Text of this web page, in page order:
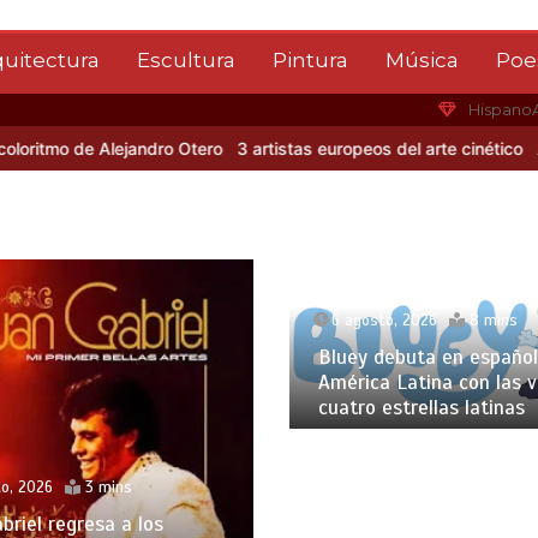
Escultura Pintura Música
Alejandro Otero 3 artistas europeos del arte cinético Albert
2026 3 mins
regresa a los
6 agosto, 2026 8 mins
Bluey debuta en
América Latina con las
cuatro estrellas latinas